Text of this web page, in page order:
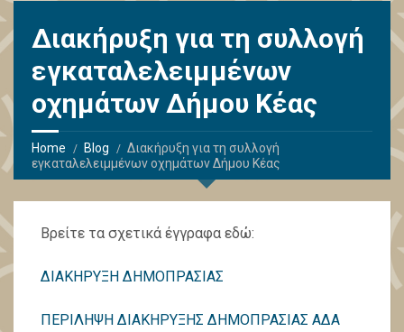
Διακήρυξη για τη συλλογή
εγκαταλελειμμένων
οχημάτων Δήμου Κέας
Home Blog
Διακήρυξη για τη συλλογή
εγκαταλελειμμένων οχημάτων Δήμου Κέας
Βρείτε τα σχετικά έγγραφα εδώ:
ΔΙΑΚΗΡΥΞΗ ΔΗΜΟΠΡΑΣΙΑΣ
ΠΕΡΙΛΗΨΗ ΔΙΑΚΗΡΥΞΗΣ ΔΗΜΟΠΡΑΣΙΑΣ ΑΔΑ